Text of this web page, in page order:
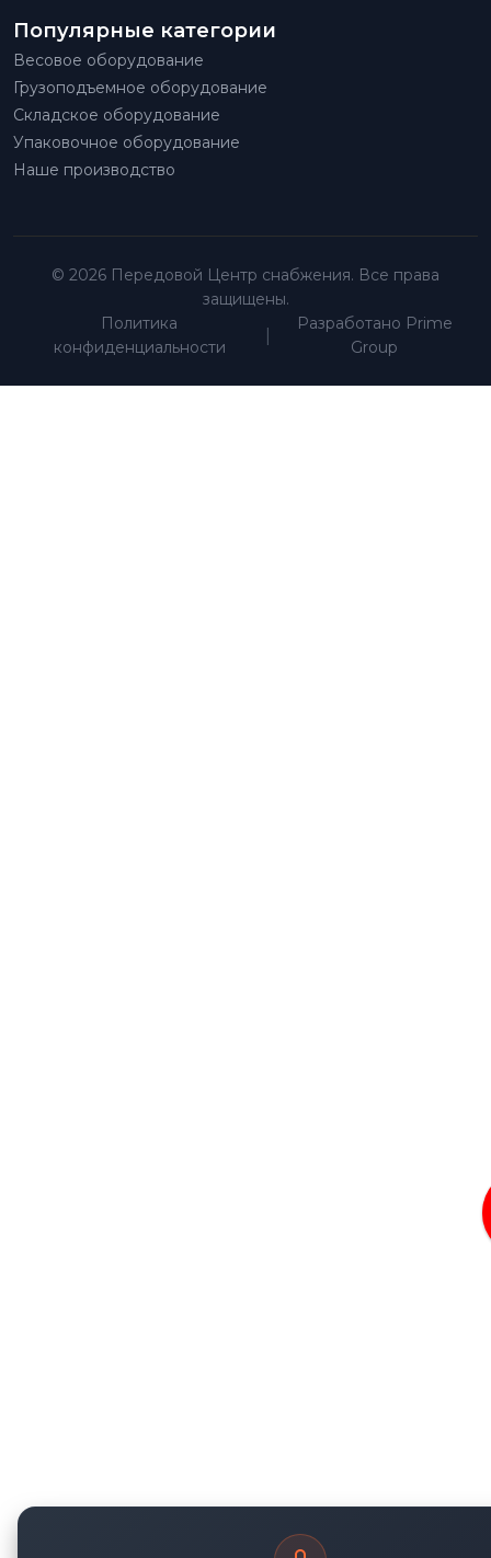
Популярные категории
Весовое оборудование
Грузоподъемное оборудование
Складское оборудование
Упаковочное оборудование
Наше производство
© 2026 Передовой Центр снабжения. Все права
защищены.
Политика
конфиденциальности
Разработано Prime
Group